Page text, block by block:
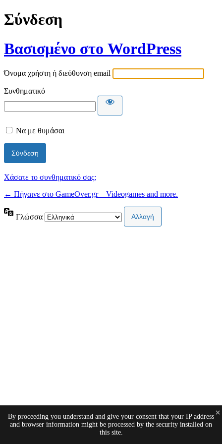
Σύνδεση
Βασισμένο στο WordPress
Όνομα χρήστη ή διεύθυνση email
Συνθηματικό
Να με θυμάσαι
Χάσατε το συνθηματικό σας;
← Πήγαινε στο GameOver.gr – Videogames and more.
Γλώσσα
By proceeding you understand and give your consent that your IP address
and browser information might be processed by the security installed on
this site.
×